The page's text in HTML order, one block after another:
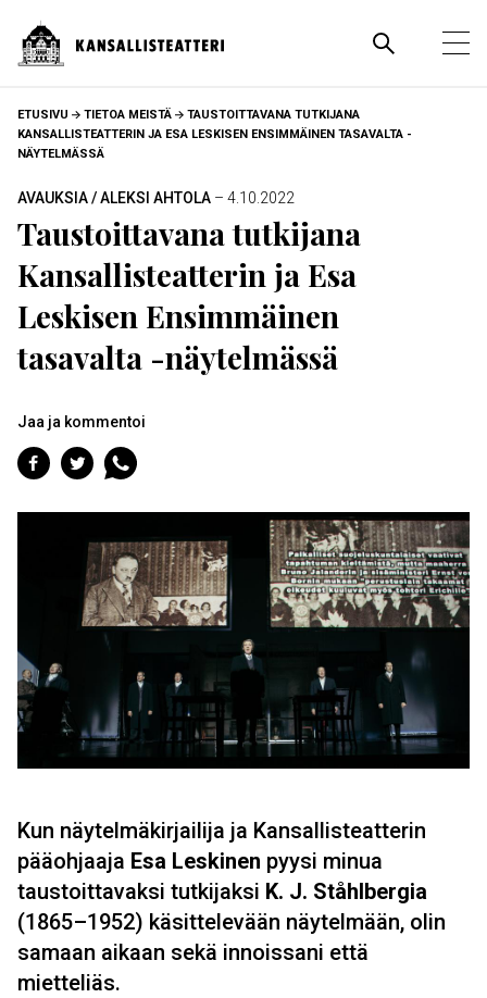
pääsisältöön
MURUPOLKU
ETUSIVU TIETOA MEISTÄ
TAUSTOITTAVANA TUTKIJANA
KANSALLISTEATTERIN JA ESA LESKISEN ENSIMMÄINEN TASAVALTA -
NÄYTELMÄSSÄ
AVAUKSIA / ALEKSI AHTOLA – 4.10.2022
Taustoittavana tutkijana
Kansallisteatterin ja Esa
Leskisen Ensimmäinen
tasavalta -näytelmässä
Jaa ja kommentoi
Jaa
Facebookiin
Jaa
Twitteriin
Jaa
WhatsAppiin
Kun näytelmäkirjailija ja Kansallisteatterin
pääohjaaja Esa Leskinen pyysi minua
taustoittavaksi tutkijaksi K. J. Ståhlbergia
(1865–1952) käsittelevään näytelmään, olin
samaan aikaan sekä innoissani että
mietteliäs.